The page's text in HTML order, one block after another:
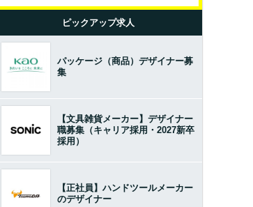
ピックアップ求人
パッケージ（商品）デザイナー募
集
【文具雑貨メーカー】デザイナー
職募集（キャリア採用・2027新卒
採用）
【正社員】ハンドツールメーカー
のデザイナー